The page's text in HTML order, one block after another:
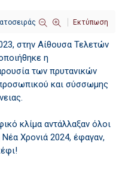
Εκτύπωση
στην Αίθουσα Τελετών
η
των πρυτανικών
και σύσσωμης
κλίμα αντάλλαξαν όλοι
Νέα Χρονιά 2024, έφαγαν,